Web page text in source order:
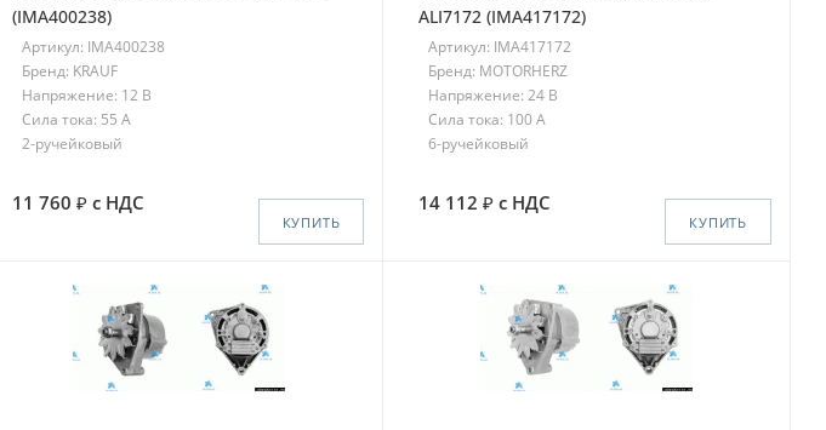
(IMA400238)
Артикул: IMA400238
Бренд: KRAUF
Напряжение: 12 В
Сила тока: 55 A
2-ручейковый
11 760 с НДС
КУПИТЬ
ALI7172 (IMA417172)
Артикул: IMA417172
Бренд: MOTORHERZ
Напряжение: 24 В
Сила тока: 100 A
6-ручейковый
14 112 с НДС
КУПИТЬ